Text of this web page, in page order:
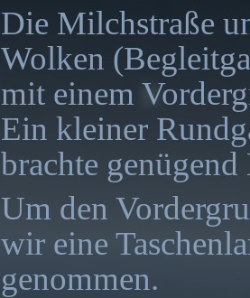
Die Milchstraße
Wolken
mit einem
Ein kleiner
brachte
Um den
wir eine
genommen.